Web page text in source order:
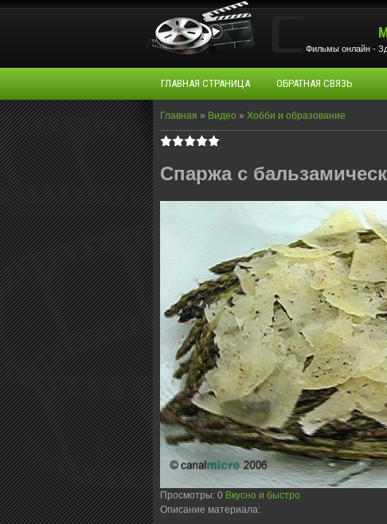
Фильмы oнлайн -
ГЛАВНАЯ СТРАНИЦА ОБРАТНАЯ СВЯЗЬ
Главная » Видео » Хобби и образование
Спаржа с
Просмотры: 0 Вкусно и быстро
Описание материала: